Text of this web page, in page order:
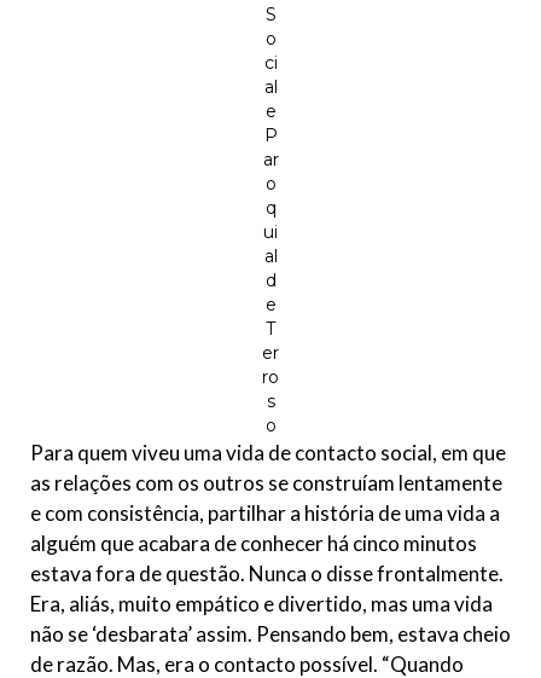
S
o
ci
al
e
P
ar
o
q
ui
al
d
e
T
er
ro
s
o
Para quem viveu uma vida de contacto social, em que
as relações com os outros se construíam lentamente
e com consistência, partilhar a história de uma vida a
alguém que acabara de conhecer há cinco minutos
estava fora de questão. Nunca o disse frontalmente.
Era, aliás, muito empático e divertido, mas uma vida
não se ‘desbarata’ assim. Pensando bem, estava cheio
de razão. Mas, era o contacto possível. “Quando